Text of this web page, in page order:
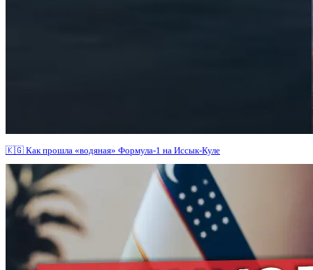
🇰🇬 Как прошла «водяная» Формула-1 на Иссык-Куле